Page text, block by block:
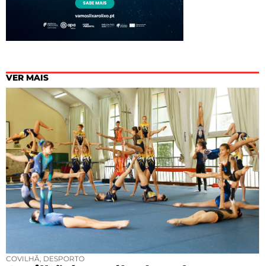
VER MAIS
COVILHÃ, DESPORTO